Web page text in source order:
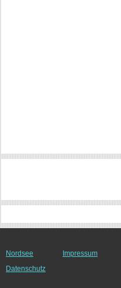
Nordsee Impressum
Datenschutz